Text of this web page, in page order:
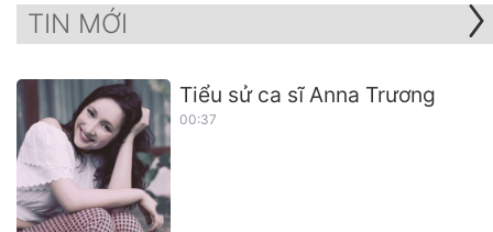
TIN MỚI
Tiểu sử ca sĩ Anna Trương
00:37